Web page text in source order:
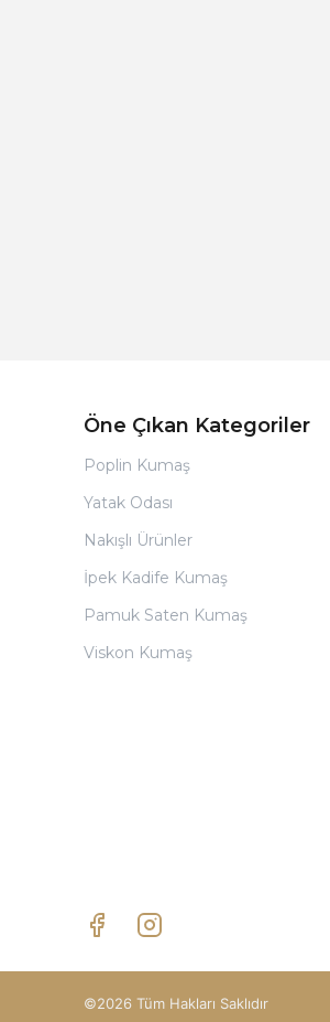
Öne Çıkan Kategoriler
Poplin Kumaş
Yatak Odası
Nakışlı Ürünler
İpek Kadife Kumaş
Pamuk Saten Kumaş
Viskon Kumaş
©2026 Tüm Hakları Saklıdır